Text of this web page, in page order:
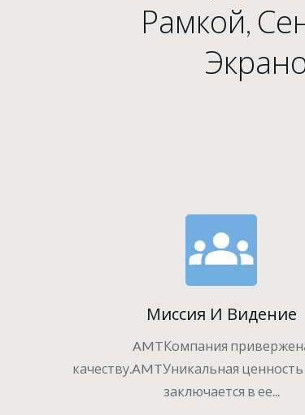
Рамкой,
Миссия И Видение
AMTКомпания
качеству.AMTУникальная
заключается в ее...